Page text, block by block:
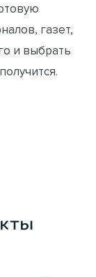
газет,
и выбрать